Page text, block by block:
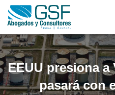
EEUU presiona a
pasará con